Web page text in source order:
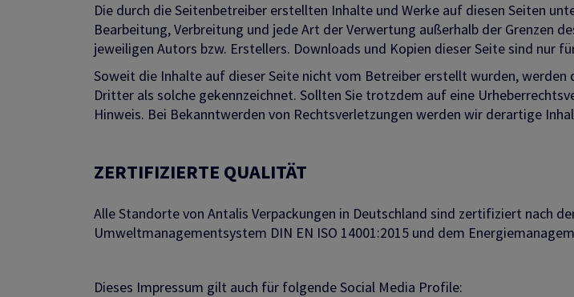
Die durch die Seitenbetreiber erstellten Inhalte und Werke auf diesen Seiten
Bearbeitung, Verbreitung und jede Art der Verwertung außerhalb der Grenzen
jeweiligen Autors bzw. Erstellers. Downloads und Kopien dieser Seite sind nur
Soweit die Inhalte auf dieser Seite nicht vom Betreiber erstellt wurden,
Dritter als solche gekennzeichnet. Sollten Sie trotzdem auf eine
Hinweis. Bei Bekanntwerden von Rechtsverletzungen werden wir derartige
ZERTIFIZIERTE QUALITÄT
Alle Standorte von Antalis Verpackungen in Deutschland sind zertifiziert nach
Umweltmanagementsystem DIN EN ISO 14001:2015 und dem
Dieses Impressum gilt auch für folgende Social Media Profile: